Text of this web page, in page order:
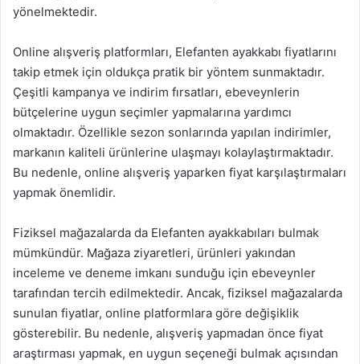
yönelmektedir.
Online alışveriş platformları, Elefanten ayakkabı fiyatlarını
takip etmek için oldukça pratik bir yöntem sunmaktadır.
Çeşitli kampanya ve indirim fırsatları, ebeveynlerin
bütçelerine uygun seçimler yapmalarına yardımcı
olmaktadır. Özellikle sezon sonlarında yapılan indirimler,
markanın kaliteli ürünlerine ulaşmayı kolaylaştırmaktadır.
Bu nedenle, online alışveriş yaparken fiyat karşılaştırmaları
yapmak önemlidir.
Fiziksel mağazalarda da Elefanten ayakkabıları bulmak
mümkündür. Mağaza ziyaretleri, ürünleri yakından
inceleme ve deneme imkanı sunduğu için ebeveynler
tarafından tercih edilmektedir. Ancak, fiziksel mağazalarda
sunulan fiyatlar, online platformlara göre değişiklik
gösterebilir. Bu nedenle, alışveriş yapmadan önce fiyat
araştırması yapmak, en uygun seçeneği bulmak açısından